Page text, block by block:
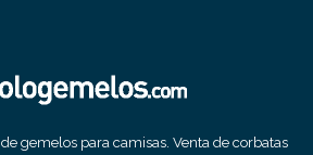
gemelos para camisas. Venta de corbatas